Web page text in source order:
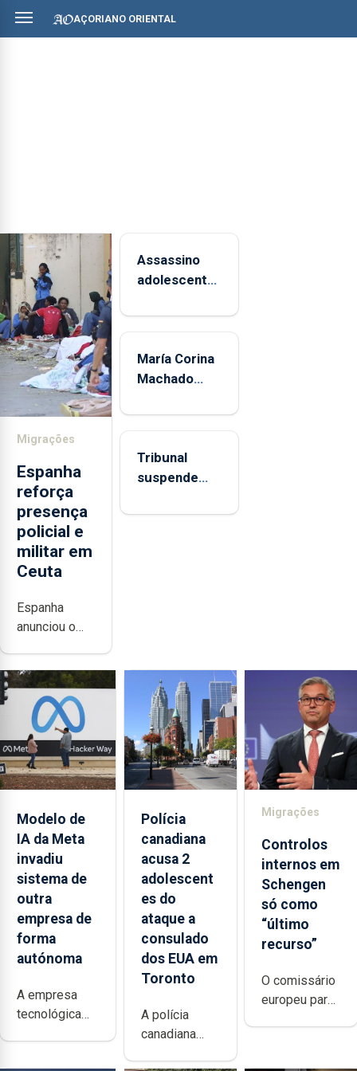
AÇORIANO ORIENTAL
Migrações
Espanha
reforça
presença
policial e
militar em
Ceuta
Espanha
anunciou o
polícia e de
meios
militares em
Ceuta, cidade
onde na
semana
entraram em
24 horas de
forma
irregular
72.000
pessoas
oriundas de
Marrocos
Assassino
adolescente
'planeou
María Corina
Machado
Governo pela
preso
político
uruguaio
Tribunal
suspende
de salão de
Modelo de
IA da Meta
invadiu
sistema de
outra
empresa de
forma
autónoma
A empresa
tecnológica
Polícia
canadiana
acusa 2
adolescent
es do
ataque a
consulado
dos EUA em
Toronto
A polícia
canadiana
Migrações
Controlos
internos em
Schengen
só como
“último
recurso”
O comissário
europeu para